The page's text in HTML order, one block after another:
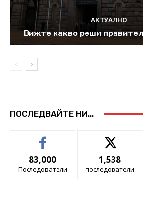
АКТУАЛНО
Вижте какво реши
ПОСЛЕДВАЙТЕ НИ...
83,000
Последователи
1,538
последователи